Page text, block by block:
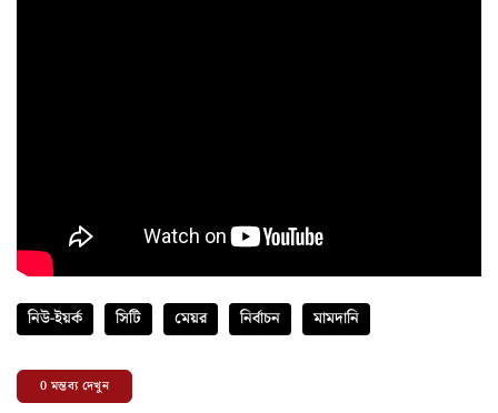
নিউ-ইয়র্ক সিটি মেয়র নির্বাচন মামদানি
0মন্তব্য দেখুন